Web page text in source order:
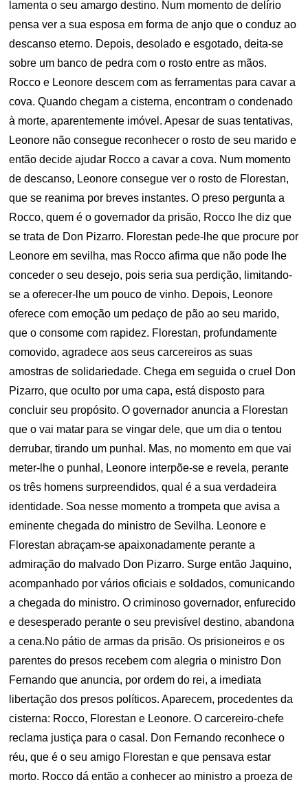
lamenta o seu amargo destino. Num momento de delírio
pensa ver a sua esposa em forma de anjo que o conduz ao
descanso eterno. Depois, desolado e esgotado, deita-se
sobre um banco de pedra com o rosto entre as mãos.
Rocco e Leonore descem com as ferramentas para cavar a
cova. Quando chegam a cisterna, encontram o condenado
à morte, aparentemente imóvel. Apesar de suas tentativas,
Leonore não consegue reconhecer o rosto de seu marido e
então decide ajudar Rocco a cavar a cova. Num momento
de descanso, Leonore consegue ver o rosto de Florestan,
que se reanima por breves instantes. O preso pergunta a
Rocco, quem é o governador da prisão, Rocco lhe diz que
se trata de Don Pizarro. Florestan pede-lhe que procure por
Leonore em sevilha, mas Rocco afirma que não pode lhe
conceder o seu desejo, pois seria sua perdição, limitando-
se a oferecer-lhe um pouco de vinho. Depois, Leonore
oferece com emoção um pedaço de pão ao seu marido,
que o consome com rapidez. Florestan, profundamente
comovido, agradece aos seus carcereiros as suas
amostras de solidariedade. Chega em seguida o cruel Don
Pizarro, que oculto por uma capa, está disposto para
concluir seu propósito. O governador anuncia a Florestan
que o vai matar para se vingar dele, que um dia o tentou
derrubar, tirando um punhal. Mas, no momento em que vai
meter-lhe o punhal, Leonore interpõe-se e revela, perante
os três homens surpreendidos, qual é a sua verdadeira
identidade. Soa nesse momento a trompeta que avisa a
eminente chegada do ministro de Sevilha. Leonore e
Florestan abraçam-se apaixonadamente perante a
admiração do malvado Don Pizarro. Surge então Jaquino,
acompanhado por vários oficiais e soldados, comunicando
a chegada do ministro. O criminoso governador, enfurecido
e desesperado perante o seu previsível destino, abandona
a cena.No pátio de armas da prisão. Os prisioneiros e os
parentes do presos recebem com alegria o ministro Don
Fernando que anuncia, por ordem do rei, a imediata
libertação dos presos políticos. Aparecem, procedentes da
cisterna: Rocco, Florestan e Leonore. O carcereiro-chefe
reclama justiça para o casal. Don Fernando reconhece o
réu, que é o seu amigo Florestan e que pensava estar
morto. Rocco dá então a conhecer ao ministro a proeza de